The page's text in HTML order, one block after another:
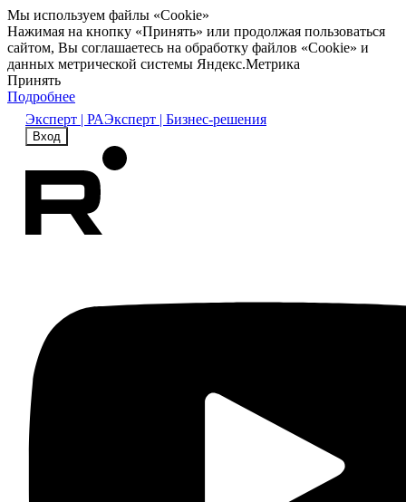
Мы используем файлы «Cookie»
Нажимая на кнопку «Принять» или продолжая пользоваться
сайтом, Вы соглашаетесь на обработку файлов «Cookie» и
данных метрической системы Яндекс.Метрика
Принять
Подробнее
Эксперт | РАЭксперт | Бизнес-решения
Вход